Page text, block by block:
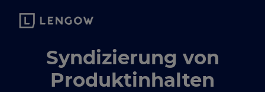
Syndizierung von
Produktinhalten